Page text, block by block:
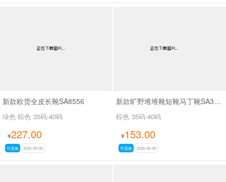
新款欧货全皮长靴SA8556
绿色 棕色 35码-40码
¥227.00
可退换 2026-08-08
新款旷野堆堆靴短靴马丁靴SA33036
棕色 35码-40码
¥153.00
可退换 2026-08-08